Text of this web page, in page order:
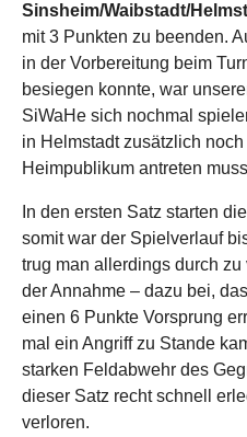
Sinsheim/Waibstadt/
mit 3 Punkten zu beenden.
in der Vorbereitung beim
besiegen konnte, war
SiWaHe sich nochmal
in Helmstadt zusätzlich
Heimpublikum antreten
In den ersten Satz starten
somit war der Spielverlauf
trug man allerdings durch
der Annahme – dazu bei,
einen 6 Punkte Vorsprung
mal ein Angriff zu Stande
starken Feldabwehr des
dieser Satz recht schnell
verloren.